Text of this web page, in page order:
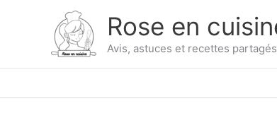
Rose en
Avis, astuces et recettes partagés